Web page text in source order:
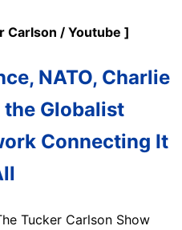
/ Youtube ]
NATO, Charlie
the Globalist
Connecting It
Tucker Carlson Show